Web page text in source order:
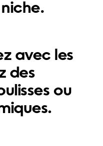
avec les
des
ou